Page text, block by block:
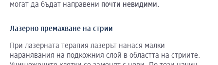
могат да бъдат направени почти невидими.
Лазерно премахване на стрии
При лазерната терапия лазерът нанася малки
наранявания на подкожния слой в областта на стриите.